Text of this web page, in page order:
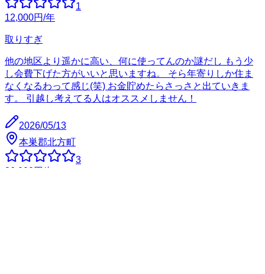
1
12,000円/年
取りすぎ
他の地区より遥かに高い、何に使ってんのか謎だし もう少
し会費下げた方がいいと思いますね。 そら年寄りしか住ま
なくなるわって感じ(笑) お金貯めたらさっさと出ていきま
す。 引越し考えてる人はオススメしません！
2026/05/13
本巣郡北方町
3
36,000円 /年